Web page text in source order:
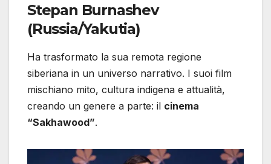
Stepan Burnashev
(Russia/Yakutia)
Ha trasformato la sua remota regione
siberiana in un universo narrativo. I suoi film
mischiano mito, cultura indigena e attualità,
creando un genere a parte: il cinema
“Sakhawood”.